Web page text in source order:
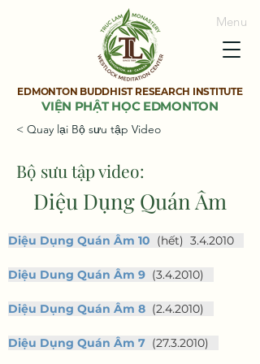
Menu
EDMONTON BUDDHIST RESEARCH INSTITUTE
VIỆN PHẬT HỌC EDMONTON
< Quay lại Bộ sưu tập Video
Bộ sưu tập video:
Diệu Dụng Quán Âm
Diệu Dụng Quán Âm 10 (hết)  3.4.2010
Diệu Dung Quán Âm 9 (3.4.2010)
Diệu Dụng Quán Âm 8 (2.4.2010)
Diệu Dụng Quán Âm 7 (27.3.2010)